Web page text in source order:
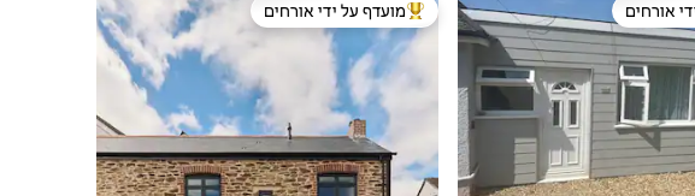
מועדפים על ידי אורחים
אורחים מוביל בקרב נכסים מועדפים על ידי אורחים
מועדף על ידי אורחים